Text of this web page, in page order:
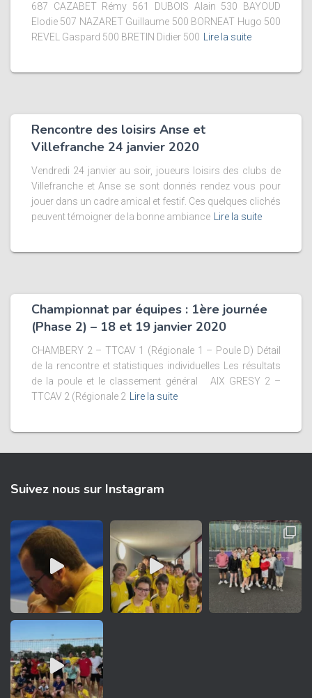
687 CAZABET Rémy 561 DUBOIS Alain 530 BAYOUD
Elodie 507 NAZARET Guillaume 500 BORNEAT Hugo 500
REVEL Gaspard 500 BRETIN Didier 500
Lire la suite
Rencontre des loisirs Anse et
Villefranche 24 janvier 2020
Vendredi 24 janvier au soir, joueurs loisirs des clubs de
Villefranche et Anse se sont donnés rendez vous pour
jouer dans un cadre amical et festif. Ces quelques clichés
peuvent témoigner de la bonne ambiance
Lire la suite
Championnat par équipes : 1ère journée
(Phase 2) – 18 et 19 janvier 2020
CHAMBERY 2 – TTCAV 1 (Régionale 1 – Poule D) Détail
de la rencontre et statistiques individuelles Les résultats
de la poule et le classement général AIX GRESY 2 –
TTCAV 2 (Régionale 2
Lire la suite
Suivez nous sur Instagram